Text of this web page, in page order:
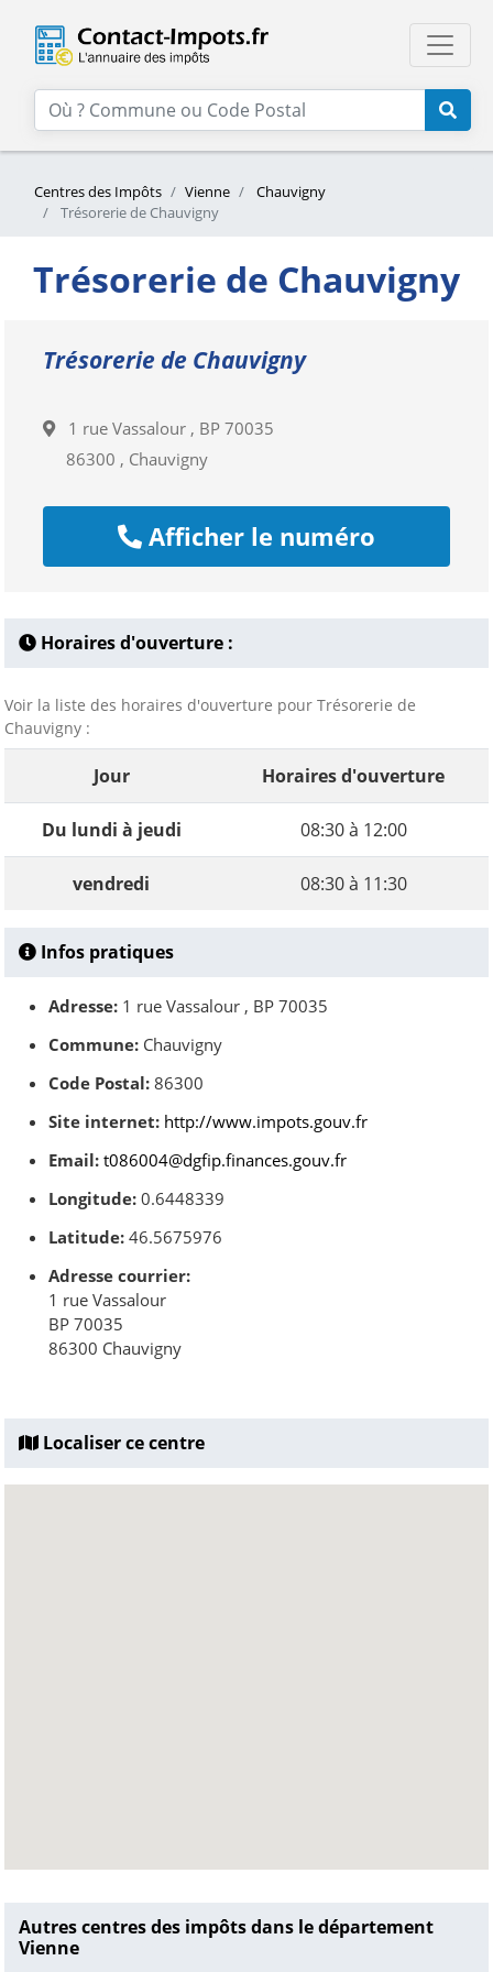
Centres des Impôts Vienne
Chauvigny
Trésorerie de Chauvigny
Trésorerie de Chauvigny
Trésorerie de Chauvigny
1 rue Vassalour , BP 70035
86300 , Chauvigny
Afficher le numéro
Horaires d'ouverture :
Voir la liste des horaires d'ouverture pour Trésorerie de
Chauvigny :
Jour Horaires d'ouverture
Du lundi à jeudi 08:30 à 12:00
vendredi 08:30 à 11:30
Infos pratiques
Adresse: 1 rue Vassalour , BP 70035
Commune: Chauvigny
Code Postal: 86300
Site internet: http://www.impots.gouv.fr
Email: t086004@dgfip.finances.gouv.fr
Longitude: 0.6448339
Latitude: 46.5675976
Adresse courrier:
1 rue Vassalour
BP 70035
86300 Chauvigny
Localiser ce centre
Autres centres des impôts dans le département
Vienne